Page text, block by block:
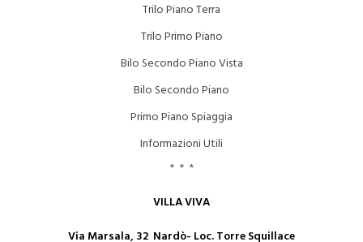
Trilo Piano Terra
Trilo Primo Piano
Bilo Secondo Piano Vista
Bilo Secondo Piano
Primo Piano Spiaggia
Informazioni Utili
* * *
VILLA VIVA
Via Marsala, 32 Nardò- Loc. Torre Squillace